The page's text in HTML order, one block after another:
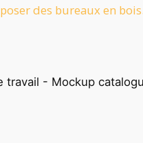
des bureaux en